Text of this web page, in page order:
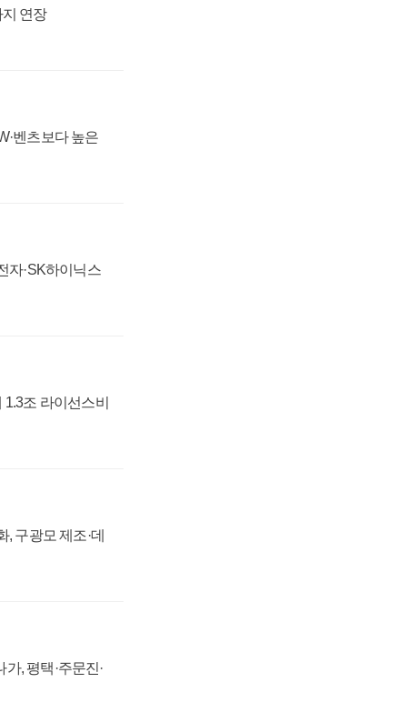
연장
벤츠보다 높은
자·SK하이닉스
조 라이선스비
구광모 제조·데
, 평택·주문진·